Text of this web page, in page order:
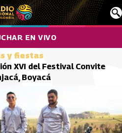
EN VIVO
y fiestas
XVI del Festival Convite
Boyacá